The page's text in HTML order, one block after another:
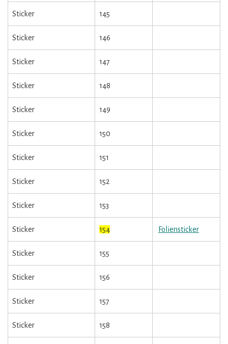
Sticker 145
Sticker 146
Sticker 147
Sticker 148
Sticker 149
Sticker 150
Sticker 151
Sticker 152
Sticker 153
Sticker 154 Foliensticker
Sticker 155
Sticker 156
Sticker 157
Sticker 158